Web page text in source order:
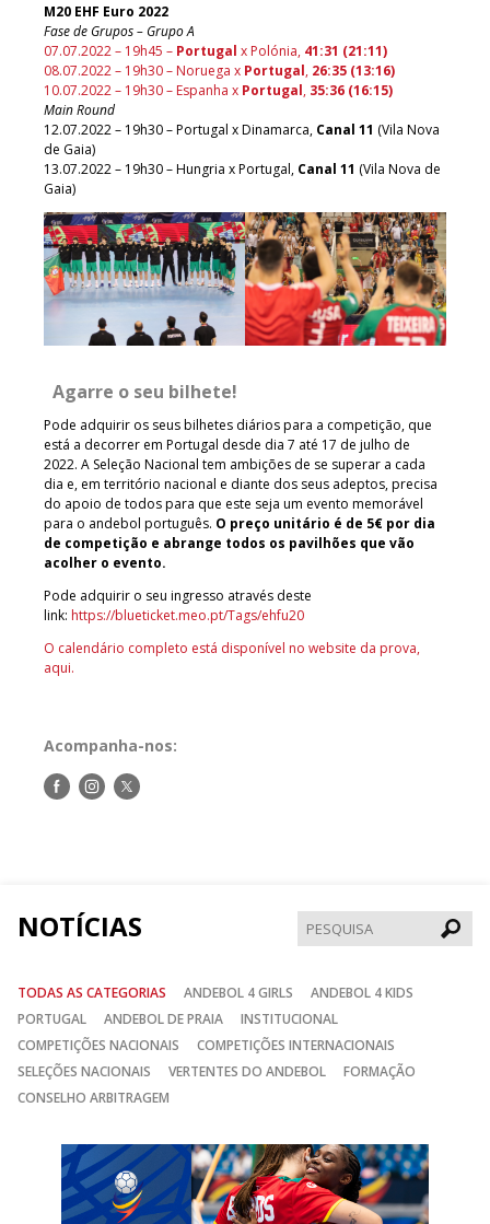
M20 EHF Euro 2022
Fase de Grupos – Grupo A
07.07.2022 – 19h45 – Portugal x Polónia, 41:31 (21:11)
08.07.2022 – 19h30 – Noruega x Portugal, 26:35 (13:16)
10.07.2022 – 19h30 – Espanha x Portugal, 35:36 (16:15)
Main Round
12.07.2022 – 19h30 – Portugal x Dinamarca, Canal 11 (Vila Nova
de Gaia)
13.07.2022 – 19h30 – Hungria x Portugal, Canal 11 (Vila Nova de
Gaia)
Agarre o seu bilhete!
Pode adquirir os seus bilhetes diários para a competição, que
está a decorrer em Portugal desde dia 7 até 17 de julho de
2022. A Seleção Nacional tem ambições de se superar a cada
dia e, em território nacional e diante dos seus adeptos, precisa
do apoio de todos para que este seja um evento memorável
para o andebol português. O preço unitário é de 5€ por dia
de competição e abrange todos os pavilhões que vão
acolher o evento.
Pode adquirir o seu ingresso através deste
link: https://blueticket.meo.pt/Tags/ehfu20
O calendário completo está disponível no website da prova,
aqui.
Acompanha-nos:
Siga-Siga-Siga-
NOTÍCIAS
TODAS AS CATEGORIAS ANDEBOL 4 GIRLS
ANDEBOL 4 KIDS
PORTUGAL
ANDEBOL DE PRAIA
INSTITUCIONAL
COMPETIÇÕES NACIONAIS
COMPETIÇÕES INTERNACIONAIS
SELEÇÕES NACIONAIS
VERTENTES DO ANDEBOL
FORMAÇÃO
CONSELHO ARBITRAGEM
Anterior